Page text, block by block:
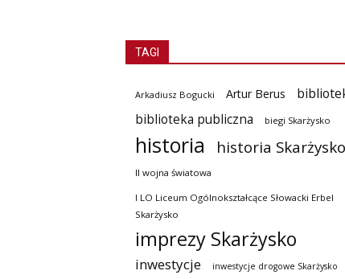
TAGI
Arkadiusz Bogucki Artur Berus
biblioteka publiczna
biegi Skarżysko
historia historia Skarżysko
II wojna światowa
I LO Liceum Ogólnokształcące Słowacki Erbel
Skarżysko
imprezy Skarżysko
inwestycje inwestycje drogowe Skarżysko